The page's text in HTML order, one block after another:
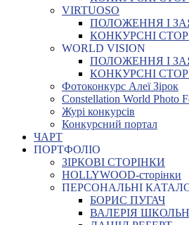
VIRTUOSO
ПОЛОЖЕННЯ І
КОНКУРСНІ
WORLD VISION
ПОЛОЖЕННЯ І
КОНКУРСНІ
Фотоконкурс Алеї Зірок
Constellation World Photo
Журі конкурсів
Конкурсний портал
ЧАРТ
ПОРТФОЛІО
ЗІРКОВІ СТОРІНКИ
HOLLYWOOD-сторінки
ПЕРСОНАЛЬНІ
БОРИС ПУГАЧ
ВАЛЕРІЯ